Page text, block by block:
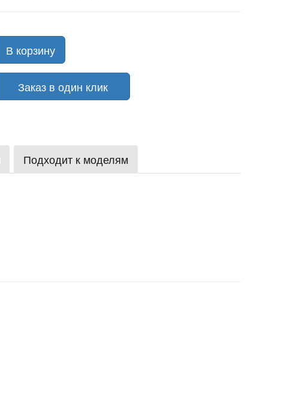
В корзину
Заказ в один клик
Подходит к моделям